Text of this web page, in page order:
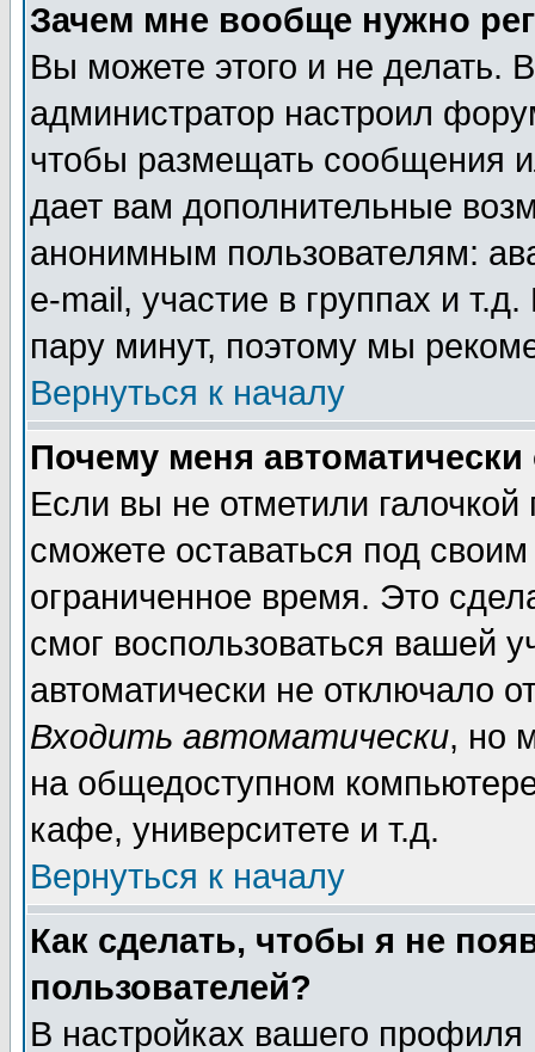
Зачем мне вообще нужно
Вы можете этого и не делать.
администратор настроил
чтобы размещать сообщения
дает вам дополнительные
анонимным пользователям:
e-mail, участие в группах и
пару минут, поэтому мы
Вернуться к началу
Почему меня автоматически
Если вы не отметили галочкой
сможете оставаться под
ограниченное время. Это
смог воспользоваться вашей
автоматически не отключало
Входить автоматически, но
на общедоступном
кафе, университете и т.д.
Вернуться к началу
Как сделать, чтобы я не
пользователей?
В настройках вашего